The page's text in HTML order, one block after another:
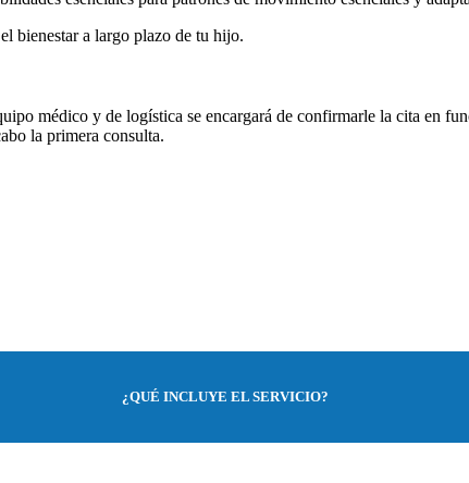
bienestar a largo plazo de tu hijo.
médico y de logística se encargará de confirmarle la cita en
la primera consulta.
¿QUÉ INCLUYE EL SERVICIO?